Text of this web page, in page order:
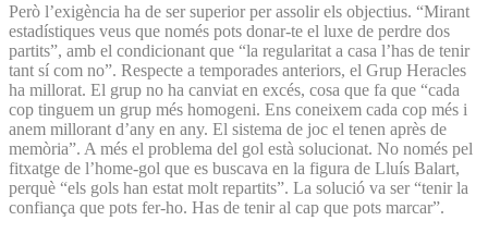
Però l’exigència ha de ser superior per assolir els objectius. “Mirant
estadístiques veus que només pots donar-te el luxe de perdre dos
partits”, amb el condicionant que “la regularitat a casa l’has de tenir
tant sí com no”. Respecte a temporades anteriors, el Grup Heracles
ha millorat. El grup no ha canviat en excés, cosa que fa que “cada
cop tinguem un grup més homogeni. Ens coneixem cada cop més i
anem millorant d’any en any. El sistema de joc el tenen après de
memòria”. A més el problema del gol està solucionat. No només pel
fitxatge de l’home-gol que es buscava en la figura de Lluís Balart,
perquè “els gols han estat molt repartits”. La solució va ser “tenir la
confiança que pots fer-ho. Has de tenir al cap que pots marcar”.